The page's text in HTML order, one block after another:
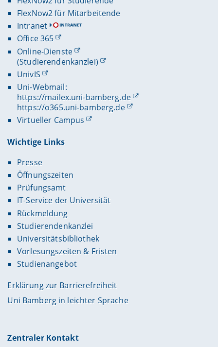
FlexNow2 für Mitarbeitende
Intranet
Office 365
Online-Dienste
(Studierendenkanzlei)
UnivIS
Uni-Webmail:
https://mailex.uni-bamberg.de
https://o365.uni-bamberg.de
Virtueller Campus
Wichtige Links
Presse
Öffnungszeiten
Prüfungsamt
IT-Service der Universität
Rückmeldung
Studierendenkanzlei
Universitätsbibliothek
Vorlesungszeiten & Fristen
Studienangebot
Erklärung zur Barrierefreiheit
Uni Bamberg in leichter Sprache
Zentraler Kontakt